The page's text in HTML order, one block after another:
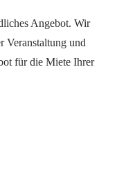
Angebot. Wir
Veranstaltung und
für die Miete Ihrer